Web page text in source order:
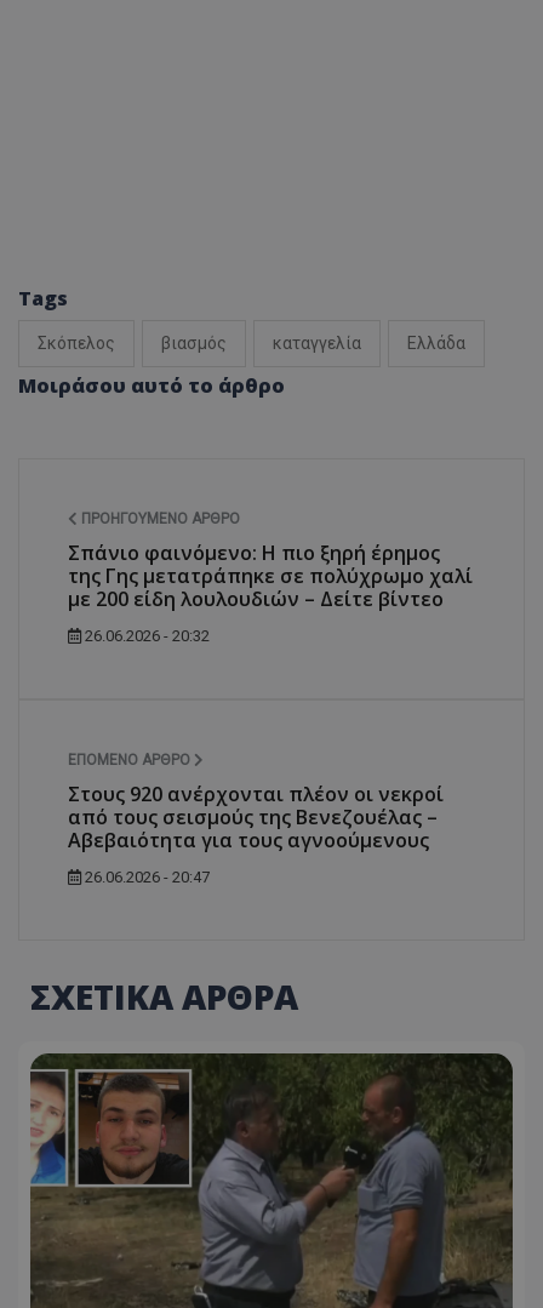
Tags
Σκόπελος βιασμός καταγγελία Ελλάδα
Μοιράσου αυτό το άρθρο
ΠΡΟΗΓΟΎΜΕΝΟ ΆΡΘΡΟ
Σπάνιο φαινόμενο: Η πιο ξηρή έρημος
της Γης μετατράπηκε σε πολύχρωμο χαλί
με 200 είδη λουλουδιών – Δείτε βίντεο
26.06.2026 - 20:32
ΕΠΌΜΕΝΟ ΆΡΘΡΟ
Στους 920 ανέρχονται πλέον οι νεκροί
από τους σεισμούς της Βενεζουέλας –
Αβεβαιότητα για τους αγνοούμενους
26.06.2026 - 20:47
ΣΧΕΤΙΚΑ ΑΡΘΡΑ